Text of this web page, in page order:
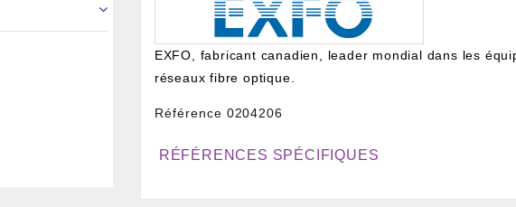
EXFO, fabricant canadien, leader mondial dans les
réseaux fibre optique.
Référence 0204206
RÉFÉRENCES SPÉCIFIQUES